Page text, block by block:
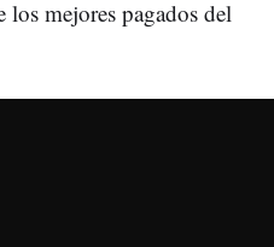
mejores pagados del